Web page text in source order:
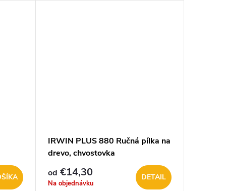
IRWIN PLUS 880 Ručná pílka na
drevo, chvostovka
od €14,30
Na objednávku
DETAIL